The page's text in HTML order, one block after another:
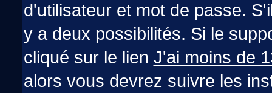
d'utilisateur et mot de passe.
y a deux possibilités. Si le
cliqué sur le lien J'ai moins de
alors vous devrez suivre les